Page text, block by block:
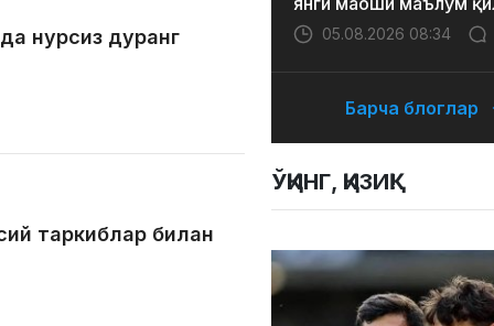
нурсиз дуранг
таркиблар билан
05.08.2026 08:34
Барча блоглар
ЎҚИНГ, ҚИЗИҚ!